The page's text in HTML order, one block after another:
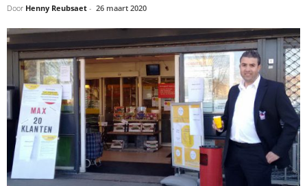
Door Henny Reubsaet - 26 maart 2020
E-MAIL
Postcode
Met de inschrijving accepteer ik de
privacyverklaring.